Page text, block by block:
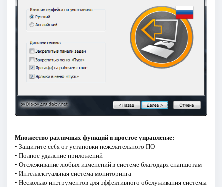
Множество различных функций и простое управление:
• Защитите себя от установки нежелательного ПО
• Полное удаление приложений
• Отслеживание любых изменений в системе благодаря снапшотам
• Интеллектуальная система мониторинга
• Несколько инструментов для эффективного обслуживания системы